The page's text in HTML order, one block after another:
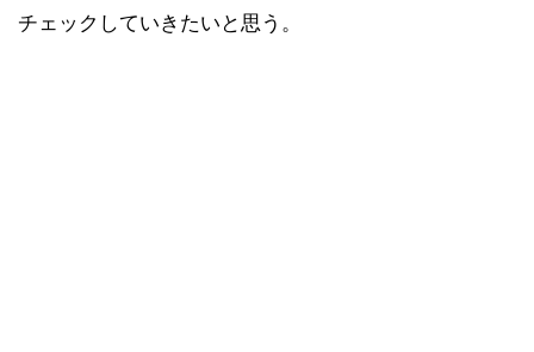
チェックしていきたいと思う。